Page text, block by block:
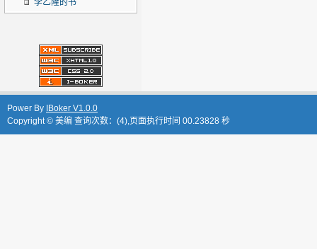
Power By IBoker V1.0.0
Copyright © 美编 查询次数：(4),页面执行时间 00.23828 秒